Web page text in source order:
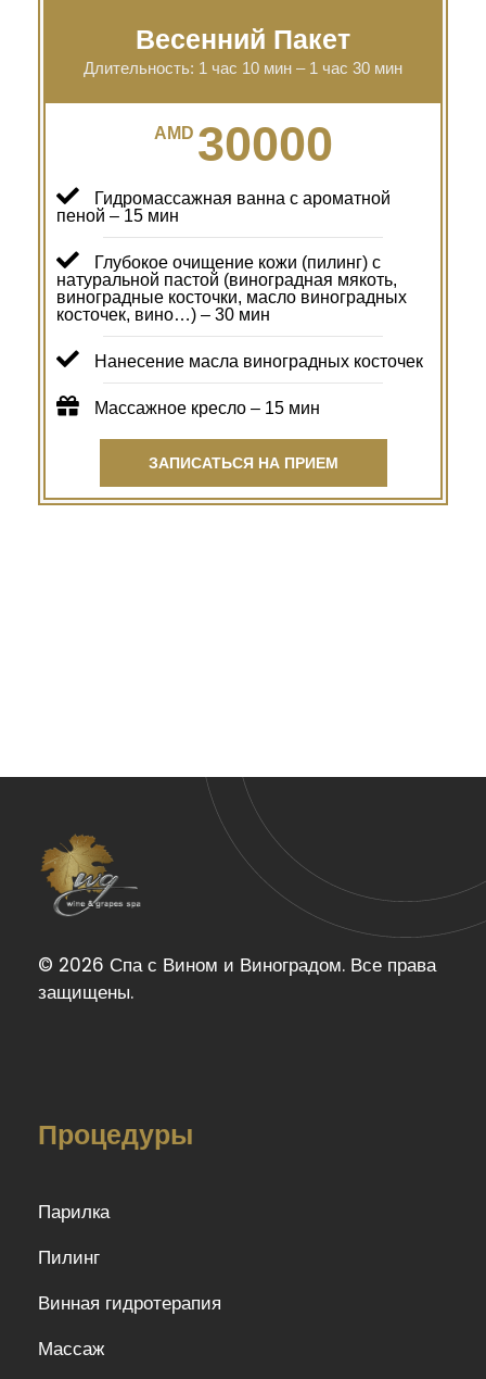
Весенний Пакет
Длительность: 1 час 10 мин – 1 час 30 мин
AMD 30000
Гидромассажная ванна с ароматной
пеной – 15 мин
Глубокое очищение кожи (пилинг) с
натуральной пастой (виноградная мякоть,
виноградные косточки, масло виноградных
косточек, вино…) – 30 мин
Нанесение масла виноградных косточек
Массажное кресло – 15 мин
ЗАПИСАТЬСЯ НА ПРИЕМ
© 2026 Спа с Вином и Виноградом. Все права
защищены.
Процедуры
Парилка
Пилинг
Винная гидротерапия
Массаж